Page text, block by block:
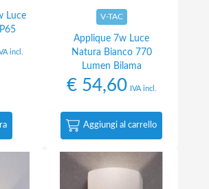
Luce
incl.
V-TAC
Applique 7w Luce
Natura Bianco 770
Lumen Bilama
€54,60 IVA incl.
Aggiungi al carrello